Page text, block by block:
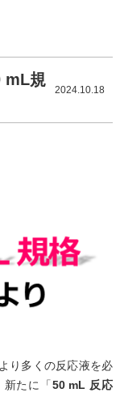
mL規
2024.10.18
り多くの反応液を必
たに「50 mL 反応